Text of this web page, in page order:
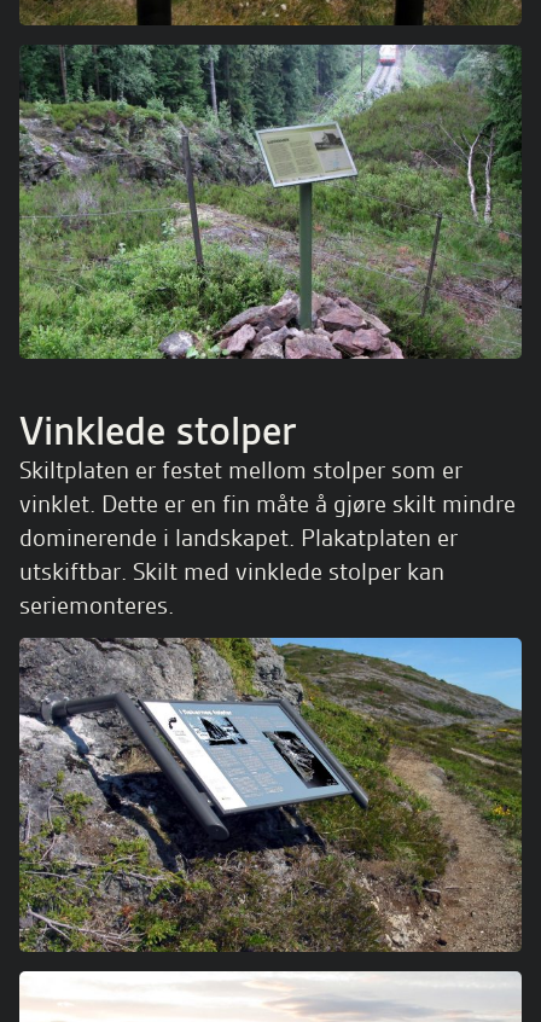
Vinklede stolper
Skiltplaten er festet mellom stolper som er
vinklet. Dette er en fin måte å gjøre skilt mindre
dominerende i landskapet. Plakatplaten er
utskiftbar. Skilt med vinklede stolper kan
seriemonteres.